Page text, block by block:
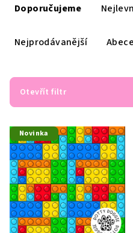
r
o
d
u
k
ů
Doporučujeme
Nejprodávanější
Otevřít filtr
V
ý
p
s
p
Novinka